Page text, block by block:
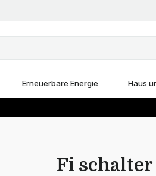
Erneuerbare Energie Haus
Fi schalter